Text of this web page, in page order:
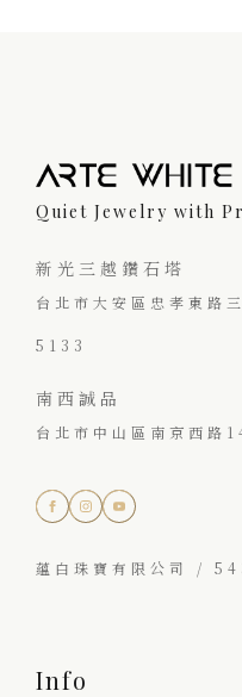
Quiet Jewelry with
新光三越鑽石塔
台北市大安區忠孝東
5133
南西誠品
台北市中山區南京西
蘊白珠寶有限公司 /
Info